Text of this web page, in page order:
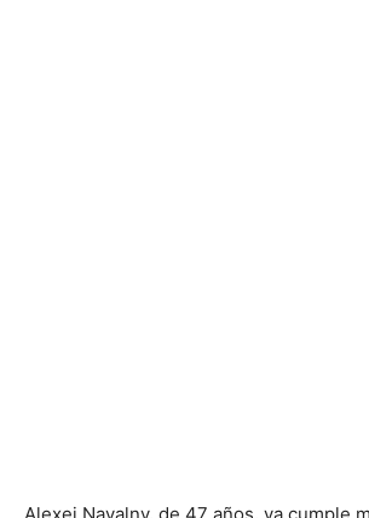
Alexei Navalny, de 47 años, ya cumple